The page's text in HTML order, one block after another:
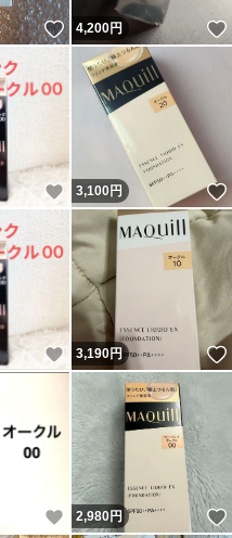
いいね！
4,200円
いいね！
3,100円
いいね！
3,190円
いいね！
2,980円